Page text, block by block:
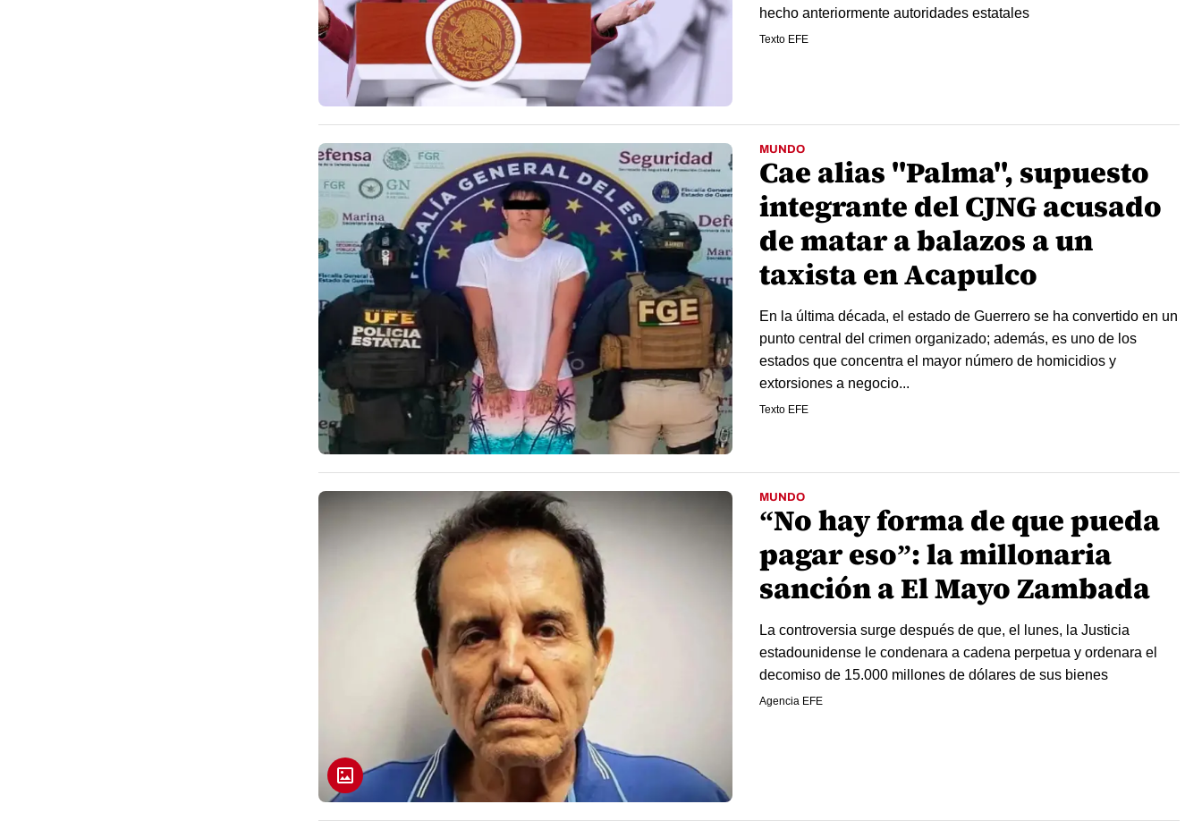
hecho anteriormente autoridades estatales
Texto EFE
MUNDO
Cae alias "Palma", supuesto
integrante del CJNG acusado
de matar a balazos a un
taxista en Acapulco
En la última década, el estado de Guerrero se ha convertido en un
punto central del crimen organizado; además, es uno de los
estados que concentra el mayor número de homicidios y
extorsiones a negocio...
Texto EFE
MUNDO
“No hay forma de que pueda
pagar eso”: la millonaria
sanción a El Mayo Zambada
La controversia surge después de que, el lunes, la Justicia
estadounidense le condenara a cadena perpetua y ordenara el
decomiso de 15.000 millones de dólares de sus bienes
Agencia EFE